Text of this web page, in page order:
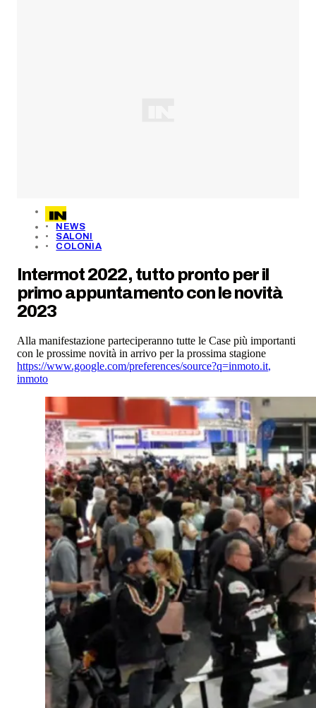
NEWS
SALONI
COLONIA
Intermot 2022, tutto pronto per il
primo appuntamento con le novità
2023
Alla manifestazione parteciperanno tutte le Case più importanti
con le prossime novità in arrivo per la prossima stagione
https://www.google.com/preferences/source?q=inmoto.it,
inmoto